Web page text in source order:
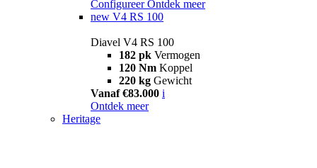
Configureer Ontdek meer
new V4 RS 100
Diavel V4 RS 100
182 pk Vermogen
120 Nm Koppel
220 kg Gewicht
Vanaf €83.000 i
Ontdek meer
Heritage